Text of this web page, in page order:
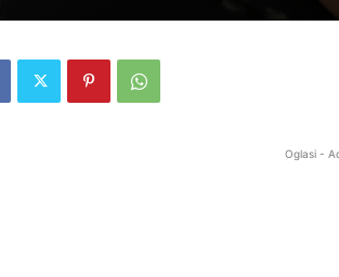
Oglasi -